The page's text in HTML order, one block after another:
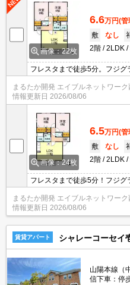
画像：22枚
6.6万円(管
敷
なし
2階
2LDK
フレスタまで徒歩5分。フジグ
も徒歩圏内にあり、小児科・
い住環境。西条バイパスへア
ンターネット無料。防犯カメ
ティもばっちり。エアコン・
で設備も充実。
まるたか開発 エイブルネットワー
情報更新日 2026/08/06
画像：24枚
6.5万円(管
敷
なし
2階
2LDK
フレスタまで徒歩5分！フジグ
トア等の商業施設も徒歩圏内
ので子育てしやすい住環境♪西
の良い立地！インターネット
インターホン付きでセキュリ
まるたか開発 エイブルネットワー
情報更新日 2026/08/06
賃貸アパート シャレーコーセイ
山陽本線（
信下車：停